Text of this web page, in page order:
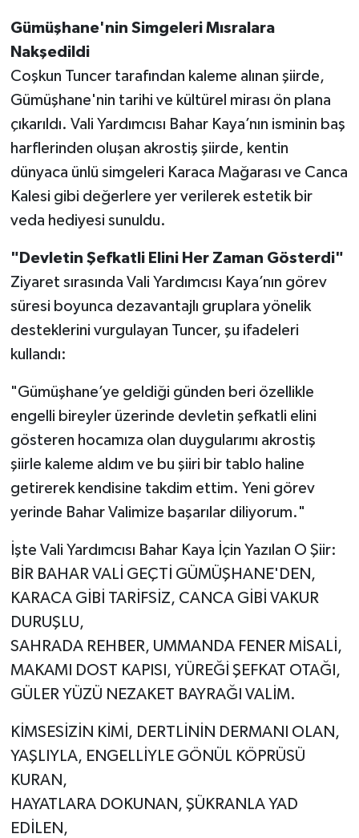
Gümüşhane'nin Simgeleri Mısralara
Nakşedildi
Coşkun Tuncer tarafından kaleme alınan şiirde,
Gümüşhane'nin tarihi ve kültürel mirası ön plana
çıkarıldı. Vali Yardımcısı Bahar Kaya’nın isminin baş
harflerinden oluşan akrostiş şiirde, kentin
dünyaca ünlü simgeleri Karaca Mağarası ve Canca
Kalesi gibi değerlere yer verilerek estetik bir
veda hediyesi sunuldu.
"Devletin Şefkatli Elini Her Zaman Gösterdi"
Ziyaret sırasında Vali Yardımcısı Kaya’nın görev
süresi boyunca dezavantajlı gruplara yönelik
desteklerini vurgulayan Tuncer, şu ifadeleri
kullandı:
"Gümüşhane’ye geldiği günden beri özellikle
engelli bireyler üzerinde devletin şefkatli elini
gösteren hocamıza olan duygularımı akrostiş
şiirle kaleme aldım ve bu şiiri bir tablo haline
getirerek kendisine takdim ettim. Yeni görev
yerinde Bahar Valimize başarılar diliyorum."
İşte Vali Yardımcısı Bahar Kaya İçin Yazılan O Şiir:
BİR BAHAR VALİ GEÇTİ GÜMÜŞHANE'DEN,
KARACA GİBİ TARİFSİZ, CANCA GİBİ VAKUR
DURUŞLU,
SAHRADA REHBER, UMMANDA FENER MİSALİ,
MAKAMI DOST KAPISI, YÜREĞİ ŞEFKAT OTAĞI,
GÜLER YÜZÜ NEZAKET BAYRAĞI VALİM.
KİMSESİZİN KİMİ, DERTLİNİN DERMANI OLAN,
YAŞLIYLA, ENGELLİYLE GÖNÜL KÖPRÜSÜ
KURAN,
HAYATLARA DOKUNAN, ŞÜKRANLA YAD
EDİLEN,